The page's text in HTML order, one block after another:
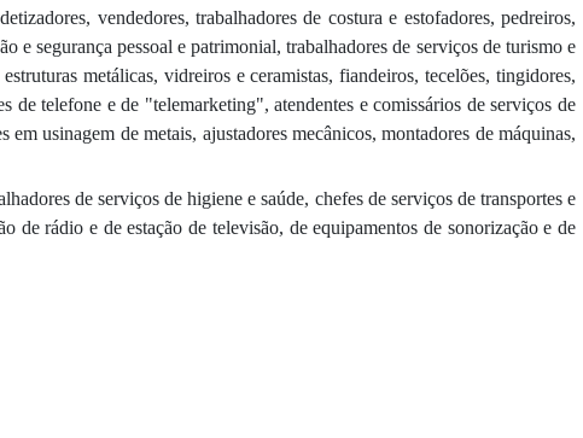
vendedores, trabalhadores de costura e estofadores, pedreiros,
e segurança pessoal e patrimonial, trabalhadores de serviços de turismo e
metálicas, vidreiros e ceramistas, fiandeiros, tecelões, tingidores,
telefone e de "telemarketing", atendentes e comissários de serviços de
usinagem de metais, ajustadores mecânicos, montadores de máquinas,
de serviços de higiene e saúde, chefes de serviços de transportes e
de rádio e de estação de televisão, de equipamentos de sonorização e de